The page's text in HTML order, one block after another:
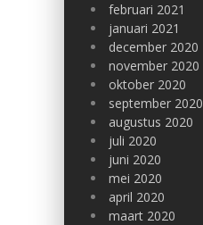
februari 2021
januari 2021
december 2020
november 2020
oktober 2020
september 2020
augustus 2020
juli 2020
juni 2020
mei 2020
april 2020
maart 2020